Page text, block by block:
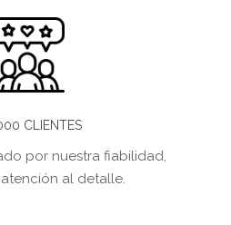
CLIENTES
por nuestra fiabilidad,
al detalle.